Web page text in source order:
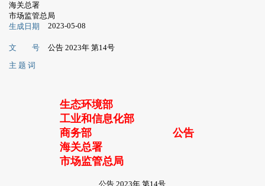
海关总署
市场监管总局
生成日期
2023-05-08
文 号
公告 2023年 第14号
主 题 词
生态环境部
工业和信息化部
商务部
海关总署
市场监管总局
公告
公告 2023年 第14号